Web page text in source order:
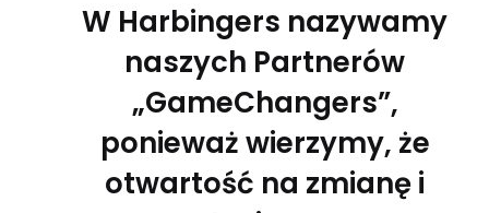
W Harbingers nazywamy
naszych Partnerów
„GameChangers”,
ponieważ wierzymy, że
otwartość na zmianę i